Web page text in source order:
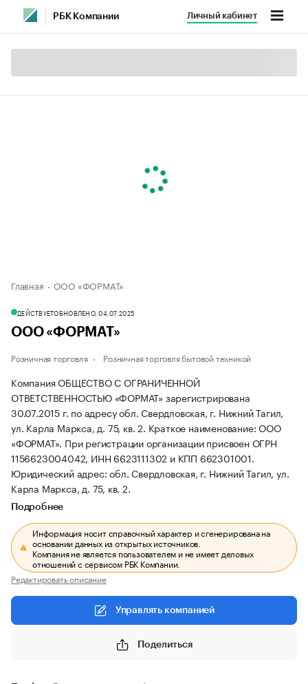
РБК Компании Личный кабинет
Главная ООО «ФОРМАТ»
ДЕЙСТВУЕТОБНОВЛЕНО, 04.07.2025
ООО «ФОРМАТ»
Розничная торговля Розничная торговля бытовой техникой
Компания ОБЩЕСТВО С ОГРАНИЧЕННОЙ
ОТВЕТСТВЕННОСТЬЮ «ФОРМАТ» зарегистрирована
30.07.2015 г. по адресу обл. Свердловская, г. Нижний Тагил,
ул. Карла Маркса, д. 75, кв. 2. Краткое наименование: ООО
«ФОРМАТ». При регистрации организации присвоен ОГРН
1156623004042, ИНН 6623111302 и КПП 662301001.
Юридический адрес: обл. Свердловская, г. Нижний Тагил, ул.
Карла Маркса, д. 75, кв. 2.
Подробнее
Информация носит справочный характер и сгенерирована на
основании данных из открытых источников.
Компания не является пользователем и не имеет деловых
отношений с сервисом РБК Компании.
Редактировать описание
Управлять компанией
Поделиться